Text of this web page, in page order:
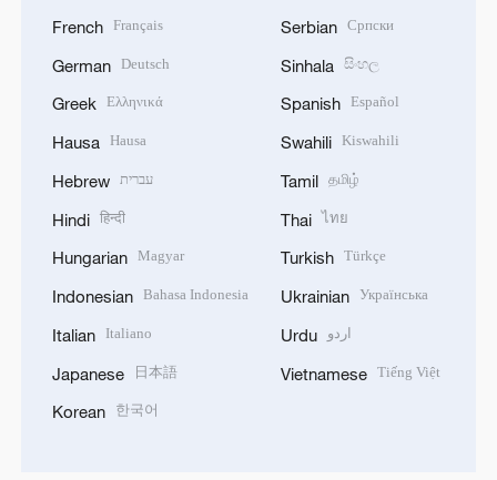
French Français
German Deutsch
Greek Ελληνικά
Hausa Hausa
Hebrew עברית
Hindi हिन्दी
Hungarian Magyar
Indonesian Bahasa Indonesia
Italian Italiano
Japanese 日本語
Korean 한국어
Serbian Српски
Sinhala සිංහල
Spanish Español
Swahili Kiswahili
Tamil தமிழ்
Thai ไทย
Turkish Türkçe
Ukrainian Українська
Urdu اردو
Vietnamese Tiếng Việt